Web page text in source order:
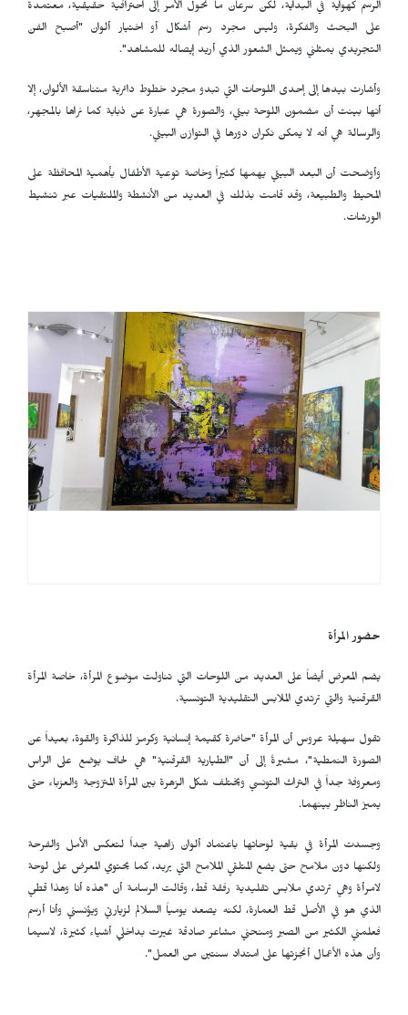
الرسم كهواية في البداية، لكن سرعان ما تحول الأمر إلى احترافية حقيقية، معتمدة
على البحث والفكرة، وليس مجرد رسم أشكال أو اختيار ألوان "أصبح الفن
التجريدي يمثلني ويمثل الشعور الذي أريد إيصاله للمشاهد".
وأشارت بيدها إلى إحدى اللوحات التي تبدو مجرد خطوط دائرية متناسقة الألوان، إلا
أنها بينت أن مضمون اللوحة بيئي، والصورة هي عبارة عن ذبابة كما نراها بالمجهر،
والرسالة هي أنه لا يمكن نكران دورها في التوازن البيئي.
وأوضحت أن البعد البيئي يهمها كثيراً وخاصة توعية الأطفال بأهمية المحافظة على
المحيط والطبيعة، وقد قامت بذلك في العديد من الأنشطة والملتقيات عبر تنشيط
الورشات.
حضور المرأة
يضم المعرض أيضاً على العديد من اللوحات التي تناولت موضوع المرأة، خاصة المرأة
القرقنية والتي ترتدي الملابس التقليدية التونسية.
تقول سهيلة عروس أن المرأة "حاضرة كقيمة إنسانية وكرمز للذاكرة والقوة، بعيداً عن
الصورة النمطية"، مشيرةً إلى أن "الطيارية القرقنية" هي لحاف يوضع على الراس
ومعروفة جداً في التراث التونسي ويختلف شكل الزهرة بين المرأة المتزوجة والعزباء حتى
يميز الناظر بينهما.
وجسدت المرأة في بقية لوحاتها باعتماد ألوان زاهية جداً لتعكس الأمل والفرحة
ولكنها دون ملامح حتى يضع المتلقي الملامح التي يريد، كما يحتوي المعرض على لوحة
لامرأة وهي ترتدي ملابس تقليدية رفقة قط، وقالت الرسامة أن "هذه أنا وهذا قطي
الذي هو في الأصل قط العمارة، لكنه يصعد يومياً السلالم لزيارتي ويؤنسني وأنا أرسم
فعلمني الكثير من الصبر ومنحني مشاعر صادقة غيرت بداخلي أشياء كثيرة، لاسيما
وأن هذه الأعمال أنجزتها على امتداد سنتين من العمل".